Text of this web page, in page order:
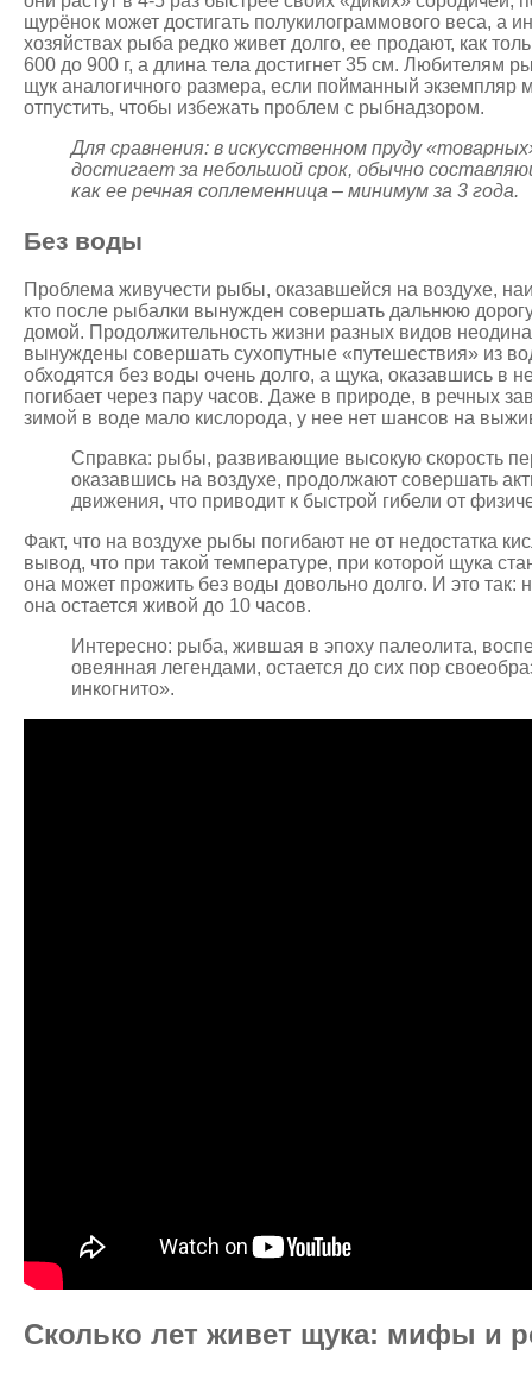
щурёнок может достигать полукилограммового веса, а
хозяйствах рыба редко живет долго, ее продают, как
600 до 900 г, а длина тела достигнет 35 см. Любителям
щук аналогичного размера, если пойманный экземпляр
отпустить, чтобы избежать проблем с рыбнадзором.
Для сравнения: в искусственном пруду
достигает за небольшой срок, обычно
как ее речная соплеменница – минимум за 3 года.
Без воды
Проблема живучести рыбы, оказавшейся на воздухе,
кто после рыбалки вынужден совершать дальнюю
домой. Продолжительность жизни разных видов
вынуждены совершать сухопутные «путешествия» из
обходятся без воды очень долго, а щука, оказавшись в
погибает через пару часов. Даже в природе, в речных
зимой в воде мало кислорода, у нее нет шансов на
Справка: рыбы, развивающие высокую скорость
оказавшись на воздухе, продолжают совершать
движения, что приводит к быстрой гибели от
Факт, что на воздухе рыбы погибают не от недостатка
вывод, что при такой температуре, при которой щука
она может прожить без воды довольно долго. И это так:
она остается живой до 10 часов.
Интересно: рыба, жившая в эпоху палеолита,
овеянная легендами, остается до сих пор
инкогнито».
Сколько лет живет щука: мифы и